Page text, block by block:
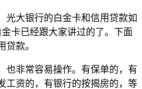
光大银行的白金卡和信用贷款如
卡已经跟大家讲过的了。下面
贷款。
也非常容易操作。有保单的，有
工资的，有银行的按揭房的，等